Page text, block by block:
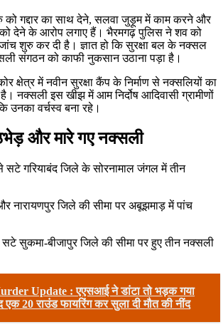
गद्दार का साथ देने, सलवा जुड़ूम में काम करने और
को देने के आरोप लगाए हैं। भैरमगढ़ पुलिस ने शव को
शुरु कर दी है। ज्ञात हो कि सुरक्षा बल के नक्सल
संगठन को काफी नुकसान उठाना पड़ा है।
क्षेत्र में नवीन सुरक्षा कैंप के निर्माण से नक्सलियों का
नक्सली इस खीझ में आम निर्दोष आदिवासी ग्रामीणों
उनका वर्चस्व बना रहे।
और मारे गए नक्सली
सटे गरियाबंद जिले के सोरनामाल जंगल में तीन
नारायणपुर जिले की सीमा पर अबूझमाड़ में पांच
सुकमा-बीजापुर जिले की सीमा पर हुए तीन नक्सली
Update : एएसआई ने डांटा तो भड़क गया
20 राउंड फायरिंग कर सुला दी मौत की नींद